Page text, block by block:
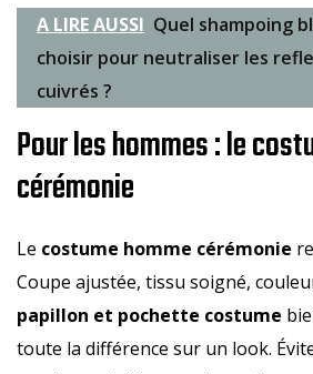
A LIRE AUSSI Quel shampoing
choisir pour neutraliser les
cuivrés ?
Pour les hommes : le
cérémonie
Le costume homme cérémonie
Coupe ajustée, tissu soigné,
papillon et pochette costume
toute la différence sur un look.